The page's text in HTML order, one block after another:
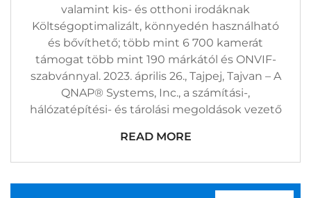
valamint kis- és otthoni irodáknak
Költségoptimalizált, könnyedén használható
és bővíthető; több mint 6 700 kamerát
támogat több mint 190 márkától és ONVIF-
szabvánnyal. 2023. április 26., Tajpej, Tajvan – A
QNAP® Systems, Inc., a számítási-,
hálózatépítési- és tárolási megoldások vezető
READ MORE